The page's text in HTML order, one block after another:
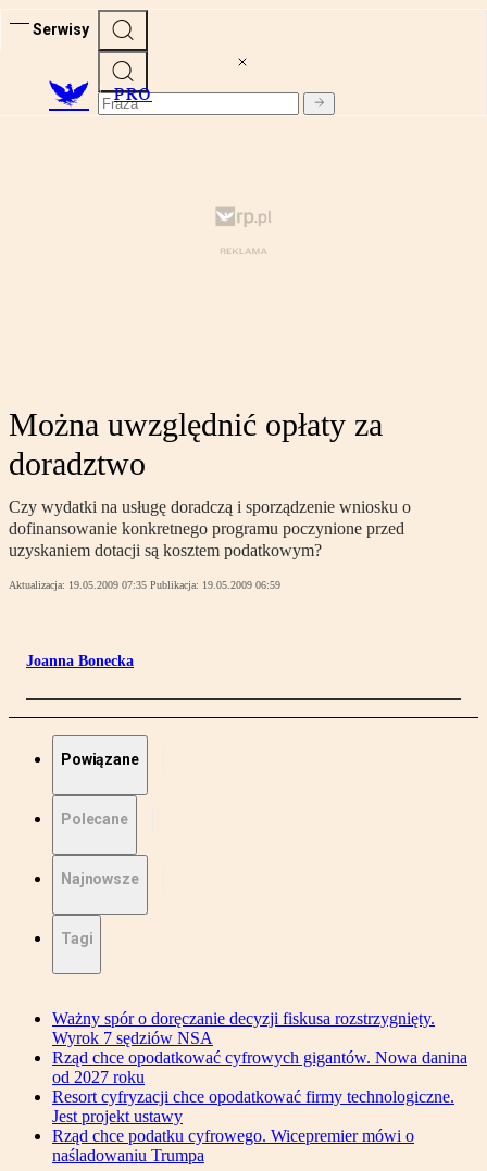
Serwisy
PRO
Można uwzględnić opłaty za
doradztwo
Czy wydatki na usługę doradczą i sporządzenie wniosku o
dofinansowanie konkretnego programu poczynione przed
uzyskaniem dotacji są kosztem podatkowym?
Aktualizacja: 19.05.2009 07:35 Publikacja: 19.05.2009 06:59
Joanna Bonecka
Powiązane
Polecane
Najnowsze
Tagi
Ważny spór o doręczanie decyzji fiskusa rozstrzygnięty.
Wyrok 7 sędziów NSA
Rząd chce opodatkować cyfrowych gigantów. Nowa danina
od 2027 roku
Resort cyfryzacji chce opodatkować firmy technologiczne.
Jest projekt ustawy
Rząd chce podatku cyfrowego. Wicepremier mówi o
naśladowaniu Trumpa